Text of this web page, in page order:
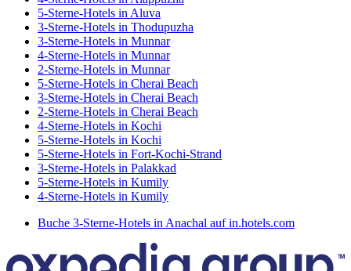
5-Sterne-Hotels in Aluva
3-Sterne-Hotels in Thodupuzha
3-Sterne-Hotels in Munnar
4-Sterne-Hotels in Munnar
2-Sterne-Hotels in Munnar
5-Sterne-Hotels in Cherai Beach
3-Sterne-Hotels in Cherai Beach
2-Sterne-Hotels in Cherai Beach
4-Sterne-Hotels in Kochi
5-Sterne-Hotels in Kochi
5-Sterne-Hotels in Fort-Kochi-Strand
3-Sterne-Hotels in Palakkad
5-Sterne-Hotels in Kumily
4-Sterne-Hotels in Kumily
Buche 3-Sterne-Hotels in Anachal auf in.hotels.com